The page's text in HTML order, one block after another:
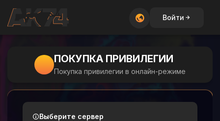
Войти
ПОКУПКА ПРИВИЛЕГИИ
Покупка привилегии в онлайн-режиме
Выберите сервер